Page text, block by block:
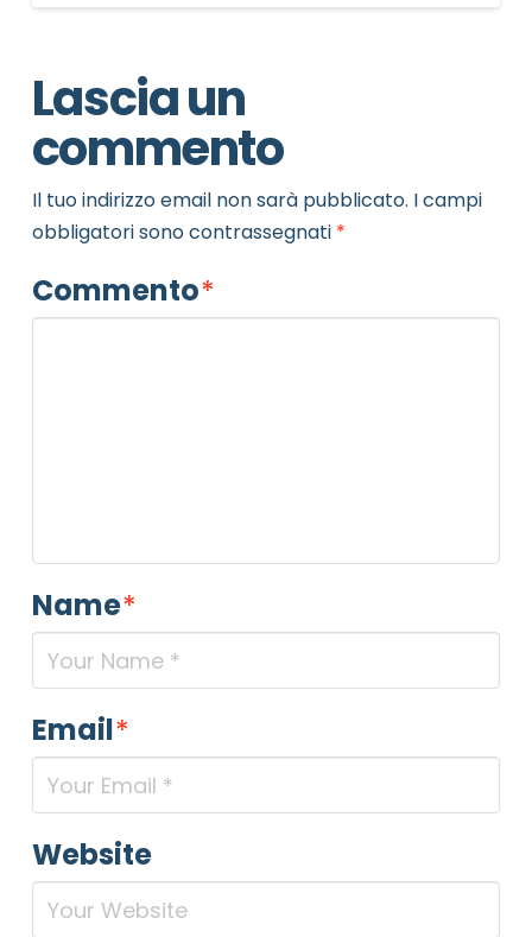
Lascia un
commento
Il tuo indirizzo email non sarà pubblicato. I campi
obbligatori sono contrassegnati *
Commento*
Name*
Email*
Website